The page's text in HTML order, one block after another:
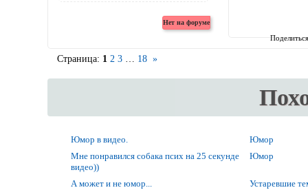
Страница: 1 2 3 18 »
Юмор в видео.
Юмор
Мне понравился собака псих на 25 секунде
видео))
Юмор
А может и не юмор...
Устаревшие